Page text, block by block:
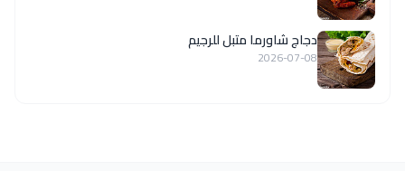
دجاج شاورما متبل للرجيم
2026-07-08